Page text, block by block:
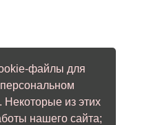
файлы для
Некоторые из этих
нашего сайта;